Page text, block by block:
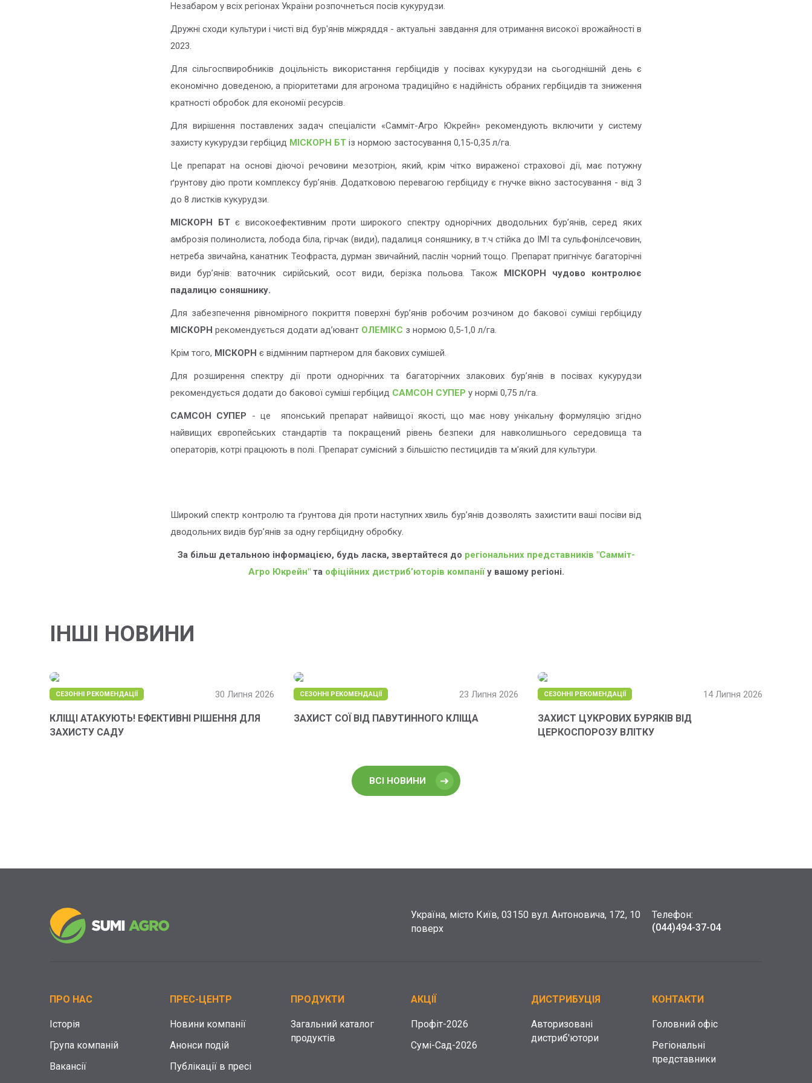
Незабаром у всіх регіонах України розпочнеться посів кукурудзи.
Дружні сходи культури і чисті від бур'янів міжряддя - актуальні завдання для отримання високої врожайності в
2023.
Для сільгоспвиробників доцільність використання гербіцидів у посівах кукурудзи на сьогоднішній день є
економічно доведеною, а пріоритетами для агронома традиційно є надійність обраних гербіцидів та зниження
кратності обробок для економії ресурсів.
Для вирішення поставлених задач спеціалісти «Самміт-Агро Юкрейн» рекомендують включити у систему
захисту кукурудзи гербіцид МІСКОРН БТ із нормою застосування 0,15-0,35 л/га.
Це препарат на основі діючої речовини мезотріон, який, крім чітко вираженої страхової дії, має потужну
ґрунтову дію проти комплексу бур’янів. Додатковою перевагою гербіциду є гнучке вікно застосування - від 3
до 8 листків кукурудзи.
МІСКОРН БТє високоефективним проти широкого спектру однорічних дводольних бур’янів, серед яких
амброзія полинолиста, лобода біла, гірчак (види), падалиця соняшнику, в т.ч стійка до ІМІ та сульфонілсечовин,
нетреба звичайна, канатник Теофраста, дурман звичайний, паслін чорний тощо. Препарат пригнічує багаторічні
види бур’янів: ваточник сирійський, осот види, берізка польова. Також МІСКОРН чудово контролює
падалицю соняшнику.
Для забезпечення рівномірного покриття поверхні бур’янів робочим розчином до бакової суміші гербіциду
МІСКОРН рекомендується додати ад’ювант ОЛЕМІКС з нормою 0,5-1,0 л/га.
Крім того, МІСКОРН є відмінним партнером для бакових сумішей.
Для розширення спектру дії проти однорічних та багаторічних злакових бур’янів в посівах кукурудзи
рекомендується додати до бакової суміші гербіцид САМСОН СУПЕР у нормі 0,75 л/га.
САМСОН СУПЕР - це японський препарат найвищої якості, що має нову унікальну формуляцію згідно
найвищих європейських стандартів та покращений рівень безпеки для навколишнього середовища та
операторів, котрі працюють в полі. Препарат сумісний з більшістю пестицидів та м'який для культури.
Широкий спектр контролю та ґрунтова дія проти наступних хвиль бур’янів дозволять захистити ваші посіви від
дводольних видів бур’янів за одну гербіцидну обробку.
За більш детальною інформацією, будь ласка, звертайтеся до регіональних представників "Самміт-
Агро Юкрейн"та офіційних дистриб’юторів компаніїу вашому регіоні.
ІНШІ НОВИНИ
СЕЗОННІ РЕКОМЕНДАЦІЇ 30 Липня 2026
КЛІЩІ АТАКУЮТЬ! ЕФЕКТИВНІ РІШЕННЯ ДЛЯ
ЗАХИСТУ САДУ
СЕЗОННІ РЕКОМЕНДАЦІЇ 23 Липня 2026
ЗАХИСТ СОЇ ВІД ПАВУТИННОГО КЛІЩА
СЕЗОННІ РЕКОМЕНДАЦІЇ 14 Липня 2026
ЗАХИСТ ЦУКРОВИХ БУРЯКІВ ВІД
ЦЕРКОСПОРОЗУ ВЛІТКУ
ВСІ НОВИНИ
Україна, місто Київ, 03150 вул. Антоновича, 172, 10
поверх
Телефон:
(044)494-37-04
ПРО НАС
Історія
Група компаній
Вакансії
ПРЕС-ЦЕНТР
Новини компанії
Анонси подій
Публікації в пресі
ПРОДУКТИ
Загальний каталог
продуктів
АКЦІЇ
Профіт-2026
Сумі-Сад-2026
ДИСТРИБУЦІЯ
Авторизовані
дистриб'ютори
КОНТАКТИ
Головний офіс
Регіональні
представники